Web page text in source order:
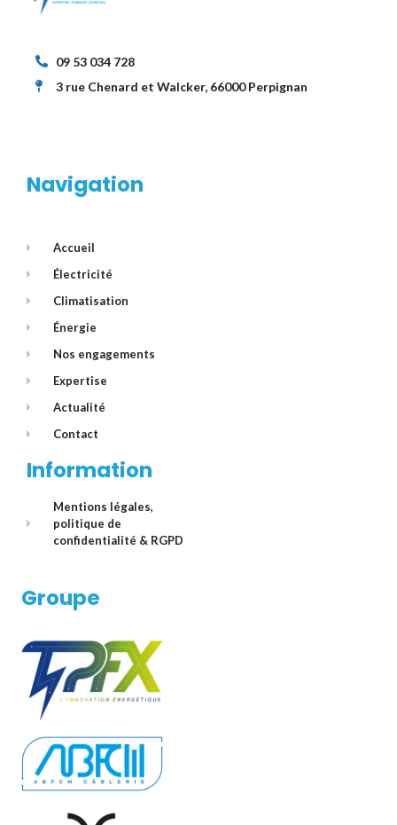
09 53 034 728
3 rue Chenard et Walcker, 66000 Perpignan
Navigation
Accueil
Électricité
Climatisation
Énergie
Nos engagements
Expertise
Actualité
Contact
Information
Mentions légales,
politique de
confidentialité & RGPD
Groupe